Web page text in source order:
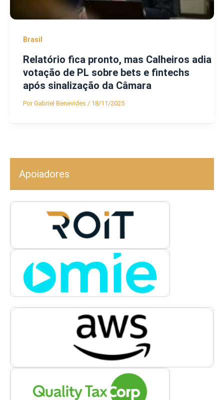
Brasil
Relatório fica pronto, mas Calheiros adia
votação de PL sobre bets e fintechs
após sinalização da Câmara
PorGabriel Benevides / 18/11/2025
Apoiadores